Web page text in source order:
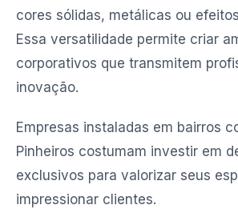
cores sólidas, metálicas ou
Essa versatilidade permite criar
corporativos que transmitem
inovação.
Empresas instaladas em bairros
Pinheiros costumam investir em
exclusivos para valorizar seus
impressionar clientes.